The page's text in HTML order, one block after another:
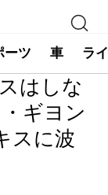
ーツ 車 ラ
はしな
ギヨン
スに波